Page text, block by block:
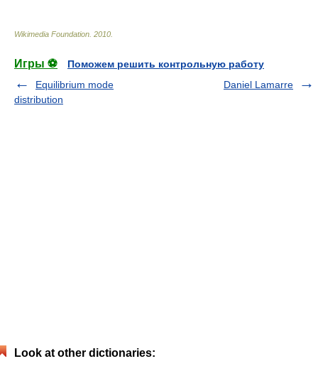
Wikimedia Foundation 2010
Игры ⚽
Поможем решить контрольную работу
Equilibrium mode
distribution
Daniel Lamarre
Look at other dictionaries: